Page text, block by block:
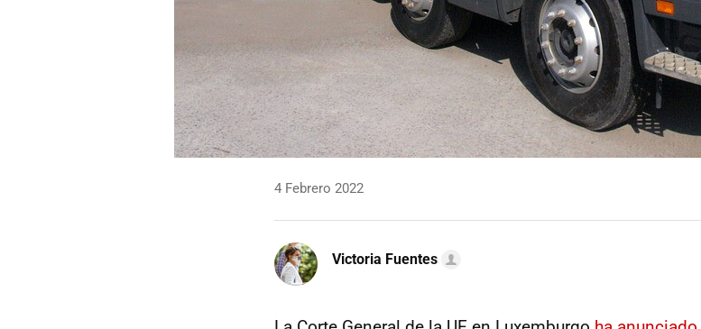
4 Febrero 2022
Victoria Fuentes